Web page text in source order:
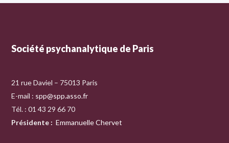
Société psychanalytique de Paris
21 rue Daviel – 75013 Paris
E-mail : spp@spp.asso.fr
Tél. : 01 43 29 66 70
Présidente : Emmanuelle Chervet